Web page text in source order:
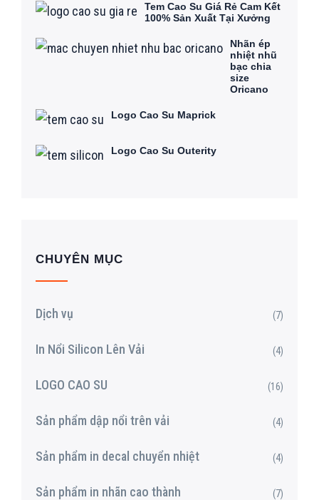
Tem Cao Su Giá Rẻ Cam Kết
100% Sản Xuất Tại Xưởng
Nhãn ép
nhiệt nhũ
bạc chia
size
Oricano
Logo Cao Su Maprick
Logo Cao Su Outerity
CHUYÊN MỤC
Dịch vụ (7)
In Nổi Silicon Lên Vải (4)
LOGO CAO SU (16)
Sản phẩm dập nổi trên vải (4)
Sản phẩm in decal chuyển nhiệt (4)
Sản phẩm in nhãn cao thành (7)